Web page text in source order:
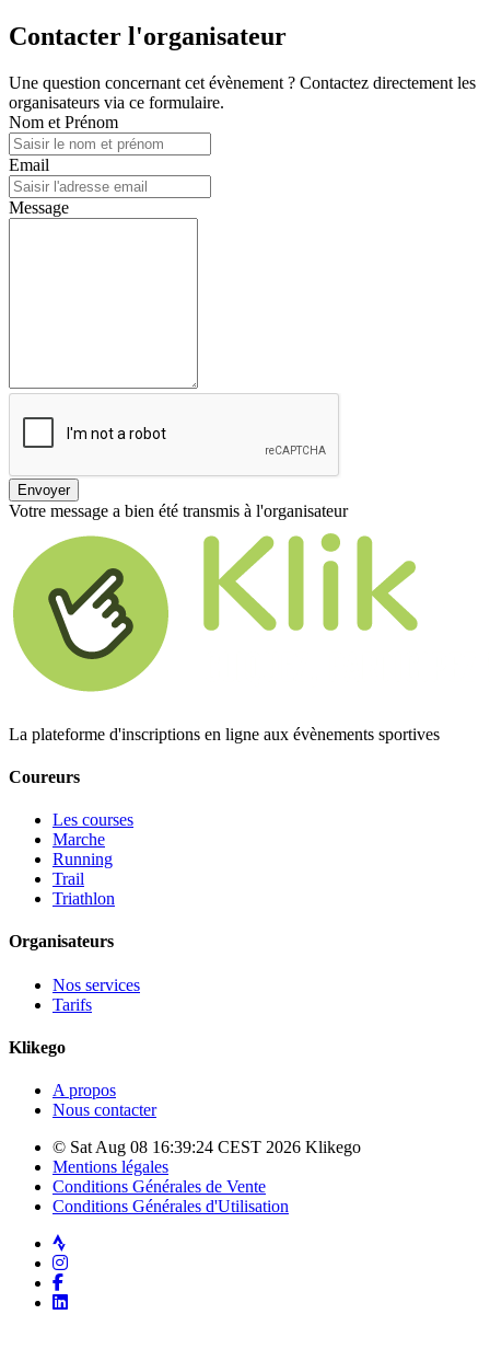
Contacter l'organisateur
Une question concernant cet évènement ? Contactez directement les
organisateurs via ce formulaire.
Nom et Prénom
Email
Message
Envoyer
Votre message a bien été transmis à l'organisateur
La plateforme d'inscriptions en ligne aux évènements sportives
Coureurs
Les courses
Marche
Running
Trail
Triathlon
Organisateurs
Nos services
Tarifs
Klikego
A propos
Nous contacter
© Sat Aug 08 16:39:24 CEST 2026 Klikego
Mentions légales
Conditions Générales de Vente
Conditions Générales d'Utilisation
Strava
Instagram
Facebook
LinkedIn